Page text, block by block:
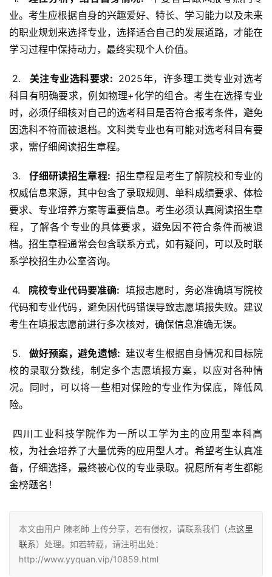
业。考生应根据自身的兴趣爱好、特长、学习能力以及未来
的职业规划来选择专业，选择适合自己的发展道路，才能在
学习过程中保持动力，最终实现个人价值。
2.
  关注专业选科要求:
2025年，许多理工类专业对选考
科目有明确要求，例如物理+化学的组合。考生在选择专业
时，必须仔细核对自己的选考科目是否符合报考条件，避免
因选科不符而被退档。文科类专业也有可能对选考科目有要
求，需仔细阅读招生章程。
3.
  仔细研读招生章程:
招生章程是考生了解院校和专业的
权威信息来源，其中包含了录取规则、单科成绩要求、体检
要求、专业培养方案等重要信息。考生必须认真阅读招生章
程，了解各个专业的具体要求，避免因不符合条件而被退
档。招生章程通常会包含联系方式，如有疑问，可以及时联
系学校招生办公室咨询。
4.
  院校专业代码要准确:
填报志愿时，务必准确填写院校
代码和专业代码，避免因代码错误导致志愿填报失败。建议
考生在填报志愿前进行多次核对，确保信息准确无误。
5.
  做好预案，避免遗憾:
建议考生根据自身情况和目标院
校的录取分数线，制定多个志愿填报方案，以应对各种情
况。同时，可以将一些相对保险的专业作为保底，降低风
险。
校，为社会培养了大量优秀的应用型人才。希望考生认真准
备，仔细选择，最终被心仪的专业录取。祝愿所有考生都能
金榜题名！
本文由用户 陳老師 上传分享，若有侵权，请联系我们（点这里
联系）处理。如若转载，请注明出处：
http://www.yyquan.vip/10859.html